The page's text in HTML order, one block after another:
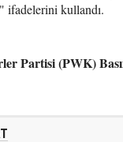
ifadelerini kullandı.
Partisi (PWK)